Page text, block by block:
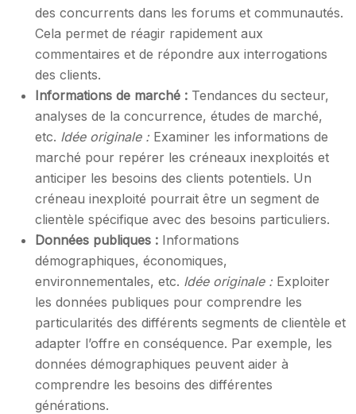
des concurrents dans les forums et communautés.
Cela permet de réagir rapidement aux
commentaires et de répondre aux interrogations
des clients.
Informations de marché : Tendances du secteur,
analyses de la concurrence, études de marché,
etc. Idée originale : Examiner les informations de
marché pour repérer les créneaux inexploités et
anticiper les besoins des clients potentiels. Un
créneau inexploité pourrait être un segment de
clientèle spécifique avec des besoins particuliers.
Données publiques : Informations
démographiques, économiques,
environnementales, etc. Idée originale : Exploiter
les données publiques pour comprendre les
particularités des différents segments de clientèle et
adapter l’offre en conséquence. Par exemple, les
données démographiques peuvent aider à
comprendre les besoins des différentes
générations.